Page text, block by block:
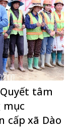
tâm
mục
cấp xã Dào